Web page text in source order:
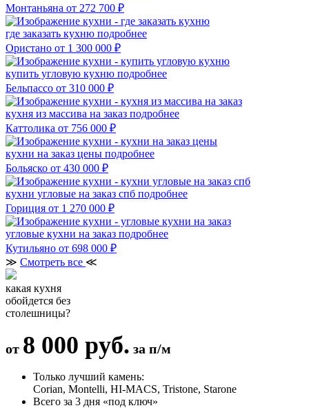
Монтаньяна от 272 700 ₽
где заказать кухню подробнее
Ористано от 1 300 000 ₽
купить угловую кухню подробнее
Бельпассо от 310 000 ₽
кухня из массива на заказ подробнее
Каттолика от 756 000 ₽
кухни на заказ цены подробнее
Больяско от 430 000 ₽
кухни угловые на заказ спб подробнее
Гориция от 1 270 000 ₽
угловые кухни на заказ подробнее
Кутильяно от 698 000 ₽
≫ Смотреть все ≪
какая кухня
обойдется без
столешницы?
от 8 000 руб. за п/м
Только лучший камень:
Corian, Montelli, HI-MACS, Tristone, Starone
Всего за 3 дня «под ключ»